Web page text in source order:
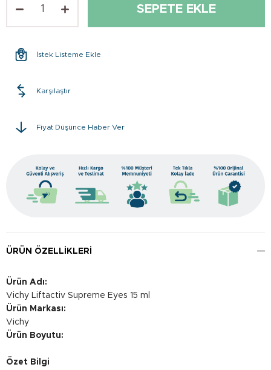
İstek Listeme Ekle
Karşılaştır
Fiyat Düşünce Haber Ver
ÜRÜN ÖZELLIKLERI
Ürün Adı:
Vichy Liftactiv Supreme Eyes 15 ml
Ürün Markası:
Vichy
Ürün Boyutu:
Özet Bilgi